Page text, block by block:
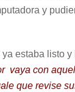
y
estaba listo y
vaya con
que revise